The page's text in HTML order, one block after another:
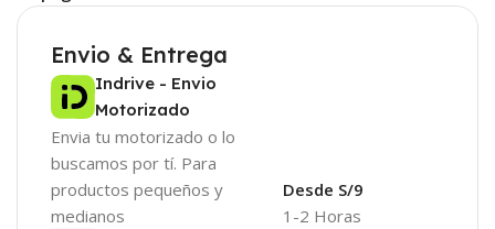
Envio & Entrega
Indrive - Envio
Motorizado
Envia tu motorizado o lo
buscamos por tí. Para
productos pequeños y
medianos
1-2 Horas
Desde S/9